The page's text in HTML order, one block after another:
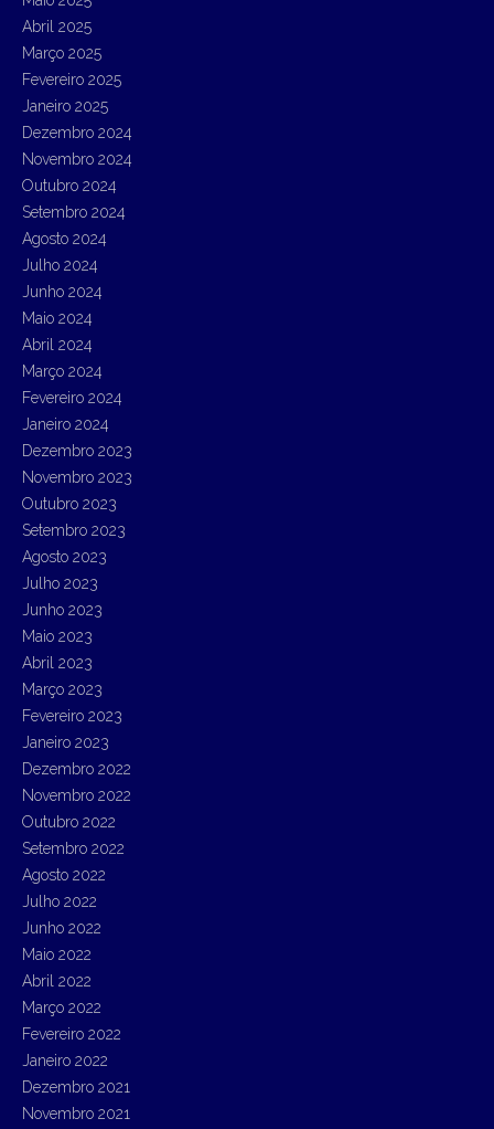
Abril 2025
Março 2025
Fevereiro 2025
Janeiro 2025
Dezembro 2024
Novembro 2024
Outubro 2024
Setembro 2024
Agosto 2024
Julho 2024
Junho 2024
Maio 2024
Abril 2024
Março 2024
Fevereiro 2024
Janeiro 2024
Dezembro 2023
Novembro 2023
Outubro 2023
Setembro 2023
Agosto 2023
Julho 2023
Junho 2023
Maio 2023
Abril 2023
Março 2023
Fevereiro 2023
Janeiro 2023
Dezembro 2022
Novembro 2022
Outubro 2022
Setembro 2022
Agosto 2022
Julho 2022
Junho 2022
Maio 2022
Abril 2022
Março 2022
Fevereiro 2022
Janeiro 2022
Dezembro 2021
Novembro 2021